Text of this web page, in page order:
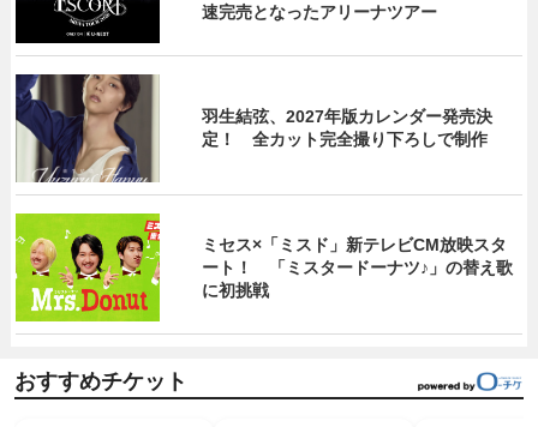
速完売となったアリーナツアー
羽生結弦、2027年版カレンダー発売決
定！ 全カット完全撮り下ろしで制作
ミセス×「ミスド」新テレビCM放映スタ
ート！ 「ミスタードーナツ♪」の替え歌
に初挑戦
おすすめチケット